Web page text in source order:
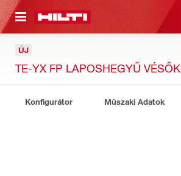
TARTALOMRA
ÚJ
TE-YX FP LAPOSHEGYŰ VÉSŐK
Konfigurátor Műszaki Adatok